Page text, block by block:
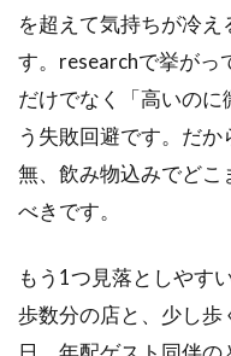
2.1
鮨 山
接待
と記
念日
の本
命を
すい
2.2
を超えて気持ちが冷え
す。researchで挙がっ
だけでなく「高いの
う失敗回避です。だ
無、飲み物込みでどこ
べきです。
もう1つ見落としやす
歩数分の店と、少し